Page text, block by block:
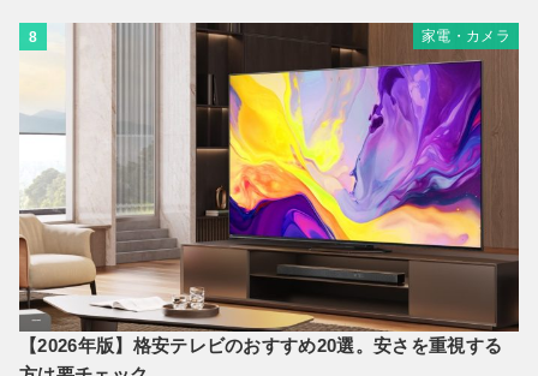
8 家電・カメラ
【2026年版】格安テレビのおすすめ20選。安さを重視する